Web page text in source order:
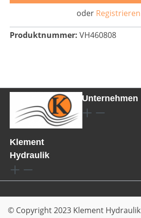
oder Registrieren
Produktnummer: VH460808
Klement
Hydraulik
Unternehmen
© Copyright 2023 Klement Hydraulik